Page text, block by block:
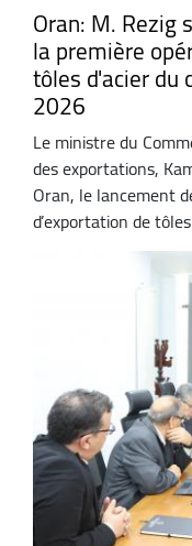
Oran: M. Rezig
la première
tôles d'acier du
2026
Le ministre du
des exportations,
Oran, le lancement
d’exportation de